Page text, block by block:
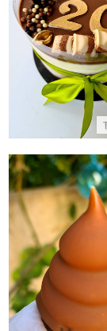
ליום הולדת
י